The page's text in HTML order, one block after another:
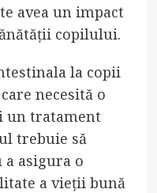
avea un impact
copilului.
la copii
necesită o
un tratament
trebuie să
asigura o
a vieții bună